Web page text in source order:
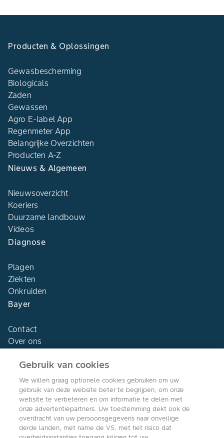
Producten & Oplossingen
Gewasbescherming
Biologicals
Zaden
Gewassen
Agro E-label App
Regenmeter App
Belangrijke Overzichten
Producten A-Z
Nieuws & Algemeen
Nieuwsoverzicht
Koeriers
Duurzame landbouw
Videos
Diagnose
Plagen
Ziekten
Onkruiden
Bayer
Contact
Over ons
Agro Bayer
Nederland
Gebruik van cookies
We willen graag optionele cookies gebruiken om uw
gebruik van deze website beter te begrijpen, om onze
website te verbeteren en om informatie te delen met
onze advertentiepartners. Uw toestemming dekt ook de
overdracht van uw persoonsgegevens naar onveilige
derde landen, met name de VS, met het risico dat